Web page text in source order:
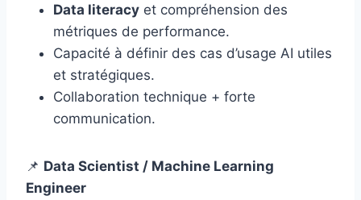
Data literacy et compréhension des
métriques de performance.
Capacité à définir des cas d’usage AI utiles
et stratégiques.
Collaboration technique + forte
communication.
📌 Data Scientist / Machine Learning
Engineer